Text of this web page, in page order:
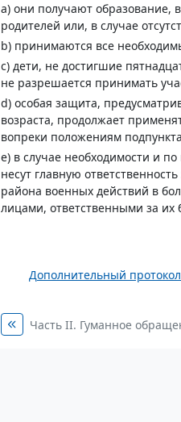
a) они получают образование,
родителей или, в случае
b) принимаются все
c) дети, не достигшие
не разрешается принимать
d) особая защита,
возраста, продолжает
вопреки положениям
e) в случае необходимости и
несут главную
района военных действий в
лицами, ответственными за их
Дополнительный
Часть II. Гуманное